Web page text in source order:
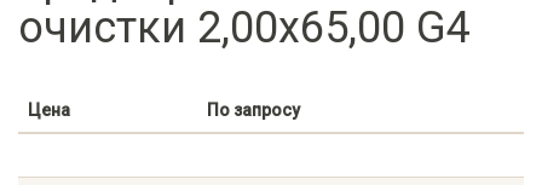
очистки 2,00х65,00 G4
Цена По запросу